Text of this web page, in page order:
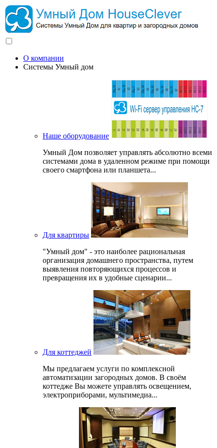
О компании
Системы Умный дом
Наше оборудование
Умный Дом позволяет управлять абсолютно всеми
системами дома в удаленном режиме при помощи
своего смартфона или планшета...
Для квартиры
"Умный дом" - это наиболее рациональная
организация домашнего пространства, путем
выявления повторяющихся процессов и
превращения их в удобные сценарии...
Для коттеджей
Мы предлагаем услуги по комплексной
автоматизации загородных домов. В своём
коттедже Вы можете управлять освещением,
электроприборами, мультимедиа...